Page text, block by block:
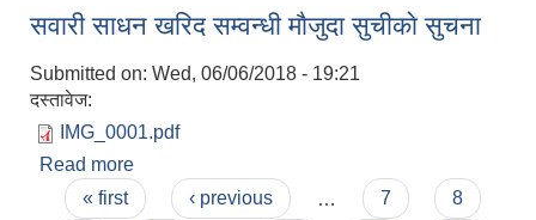
सवारी साधन खरिद सम्वन्धी माैजुदा सुचीकाे सुचना
Submitted on: Wed, 06/06/2018 - 19:21
दस्तावेज:
IMG_0001.pdf
Read more
Pages
« first ‹ previous 7
8